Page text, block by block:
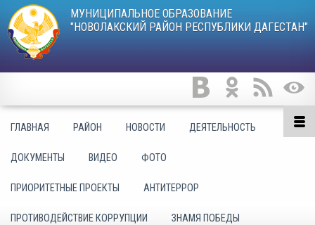
МУНИЦИПАЛЬНОЕ ОБРАЗОВАНИЕ
"НОВОЛАКСКИЙ РАЙОН РЕСПУБЛИКИ ДАГЕСТАН"
ГЛАВНАЯ РАЙОН НОВОСТИ ДЕЯТЕЛЬНОСТЬ
ДОКУМЕНТЫ ВИДЕО ФОТО
ПРИОРИТЕТНЫЕ ПРОЕКТЫ АНТИТЕРРОР
ПРОТИВОДЕЙСТВИЕ КОРРУПЦИИ ЗНАМЯ ПОБЕДЫ